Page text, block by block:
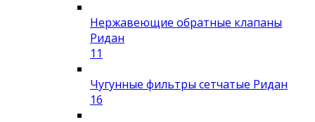
Нержавеющие обратные клапаны
Ридан
11
Чугунные фильтры сетчатые Ридан
16